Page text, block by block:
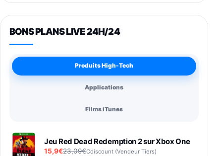
BONS PLANS LIVE 24H/24
Produits High-Tech
Applications
Films iTunes
Jeu Red Dead Redemption 2 sur Xbox One
15,9€23,09€Cdiscount (Vendeur Tiers)